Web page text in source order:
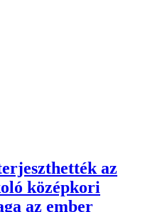
az
középkori
az ember